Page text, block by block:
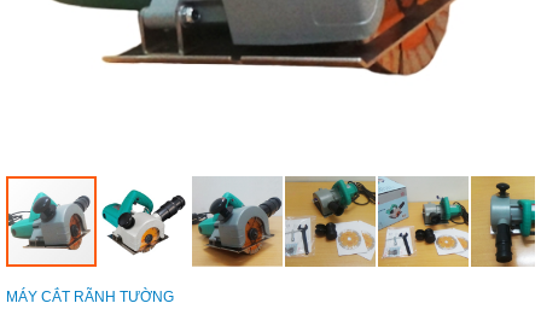
MÁY CẮT RÃNH TƯỜNG